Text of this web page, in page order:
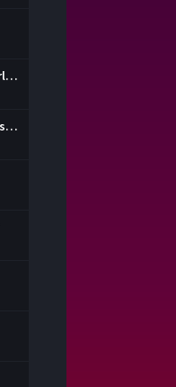
Godzilla ve Kong: Yeni İmparatorluk izle
Furiosa: A Mad Max Saga – Furiosa Bir Mad Max Destanı